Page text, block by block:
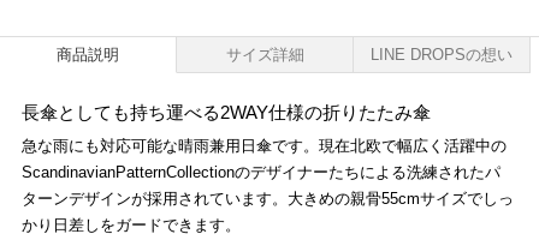
商品説明 サイズ詳細 LINE DROPSの想い
長傘としても持ち運べる2WAY仕様の折りたたみ傘
急な雨にも対応可能な晴雨兼用日傘です。現在北欧で幅広く活躍中の
ScandinavianPatternCollectionのデザイナーたちによる洗練されたパ
ターンデザインが採用されています。大きめの親骨55cmサイズでしっ
かり日差しをガードできます。